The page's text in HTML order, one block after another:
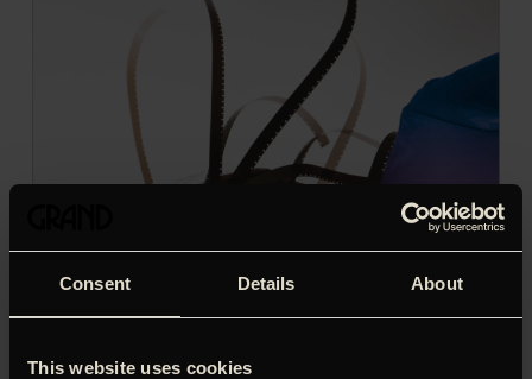
Consent Details About
This website uses cookies